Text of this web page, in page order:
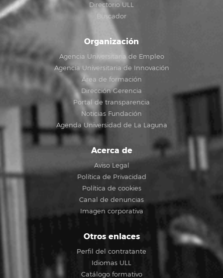
Directorio ULL
Buscador
Organización
Agencia Universitaria de Empleo
Agencia Universitaria de Innovación
Área de formación
Dirección Gerencia
Portal de transparencia
Noticias Fundación
Agenda Universidad de La Laguna
Acerca de
Aviso Legal
Política de Privacidad
Política de cookies
Canal de denuncias
Imagen corporativa
Otros enlaces
Perfil del contratante
Idiomas ULL
Catálogo formativo